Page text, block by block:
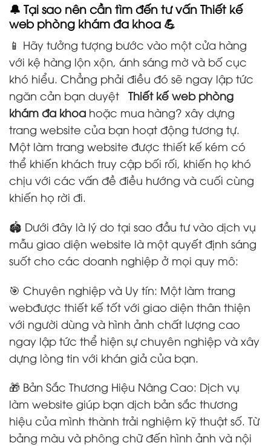
🔔 Tại sao nên cần tìm đến tư vấnThiết kế
web phòng khám đa khoa 💪
📱 Hãy tưởng tượng bước vào một cửa hàng
với kệ hàng lộn xộn, ánh sáng mờ và bố cục
khó hiểu. Chẳng phải điều đó sẽ ngay lập tức
ngăn cản bạn duyệt Thiết kế web phòng
khám đa khoa hoặc mua hàng? xây dựng
trang website của bạn hoạt động tương tự.
Một làm trang website được thiết kế kém có
thể khiến khách truy cập bối rối, khiến họ khó
chịu với các vấn đề điều hướng và cuối cùng
khiến họ rời đi.
🏟️ Dưới đây là lý do tại sao đầu tư vào dịch vụ
mẫu giao diện website là một quyết định sáng
suốt cho các doanh nghiệp ở mọi quy mô:
🎯 Chuyên nghiệp và Uy tín: Một làm trang
webđược thiết kế tốt với giao diện thân thiện
với người dùng và hình ảnh chất lượng cao
ngay lập tức thể hiện sự chuyên nghiệp và xây
dựng lòng tin với khán giả của bạn.
🎁 Bản Sắc Thương Hiệu Nâng Cao: Dịch vụ
làm website giúp bạn dịch bản sắc thương
hiệu của mình thành trải nghiệm kỹ thuật số. Từ
bảng màu và phông chữ đến hình ảnh và nội